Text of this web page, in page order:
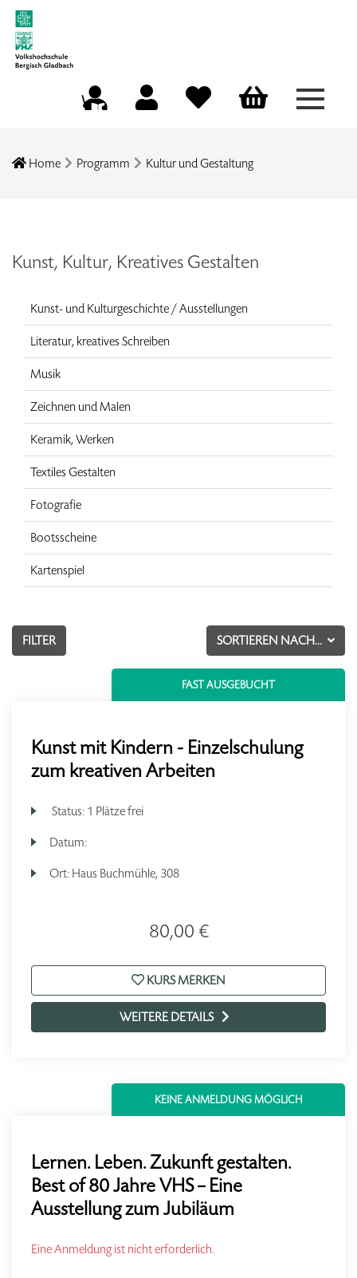
Menü
Home Programm Kultur und Gestaltung
Kunst, Kultur, Kreatives Gestalten
Kunst- und Kulturgeschichte / Ausstellungen
Literatur, kreatives Schreiben
Musik
Zeichnen und Malen
Keramik, Werken
Textiles Gestalten
Fotografie
Bootsscheine
Kartenspiel
SORTIEREN NACH...
FILTER
FAST AUSGEBUCHT
Kunst mit Kindern - Einzelschulung
zum kreativen Arbeiten
Status: 1 Plätze frei
Datum:
Ort: Haus Buchmühle, 308
80,00 €
KURS MERKEN
WEITERE DETAILS
KEINE ANMELDUNG MÖGLICH
Lernen. Leben. Zukunft gestalten.
Best of 80 Jahre VHS – Eine
Ausstellung zum Jubiläum
Eine Anmeldung ist nicht erforderlich.